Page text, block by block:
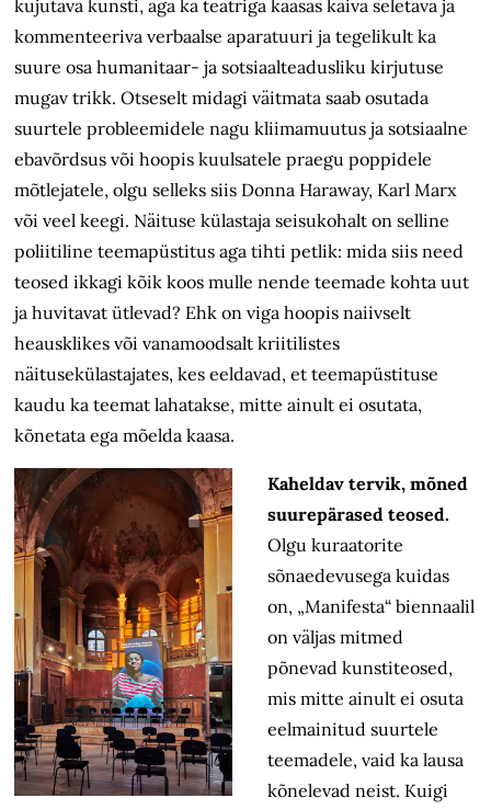
kujutava kunsti, aga ka teatriga kaasas käiva seletava ja
kommenteeriva verbaalse aparatuuri ja tegelikult ka
suure osa humanitaar- ja sotsiaalteadusliku kirjutuse
mugav trikk. Otseselt midagi väitmata saab osutada
suurtele probleemidele nagu kliimamuutus ja sotsiaalne
ebavõrdsus või hoopis kuulsatele praegu poppidele
mõtlejatele, olgu selleks siis Donna Haraway, Karl Marx
või veel keegi. Näituse külastaja seisukohalt on selline
poliitiline teemapüstitus aga tihti petlik: mida siis need
teosed ikkagi kõik koos mulle nende teemade kohta uut
ja huvitavat ütlevad? Ehk on viga hoopis naiivselt
heausklikes või vanamoodsalt kriitilistes
näitusekülastajates, kes eeldavad, et teemapüstituse
kaudu ka teemat lahatakse, mitte ainult ei osutata,
kõnetata ega mõelda kaasa.
Kaheldav tervik, mõned
suurepärased teosed.
Olgu kuraatorite
sõnaedevusega kuidas
on, „Manifesta“ biennaalil
on väljas mitmed
põnevad kunstiteosed,
mis mitte ainult ei osuta
eelmainitud suurtele
teemadele, vaid ka lausa
kõnelevad neist. Kuigi